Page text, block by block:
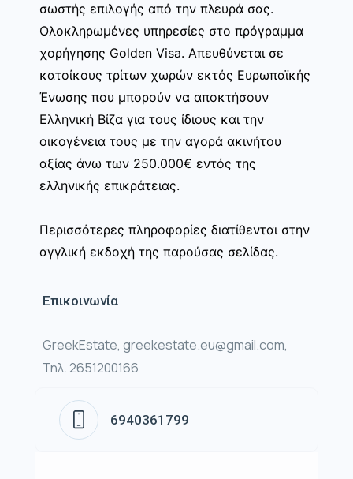
σωστής επιλογής από την πλευρά σας.
Ολοκληρωμένες υπηρεσίες στο πρόγραμμα
χορήγησης Golden Visa. Απευθύνεται σε
κατοίκους τρίτων χωρών εκτός Ευρωπαϊκής
Ένωσης που μπορούν να αποκτήσουν
Ελληνική Βίζα για τους ίδιους και την
οικογένεια τους με την αγορά ακινήτου
αξίας άνω των 250.000€ εντός της
ελληνικής επικράτειας.
Περισσότερες πληροφορίες διατίθενται στην
αγγλική εκδοχή της παρούσας σελίδας.
Επικοινωνία
GreekEstate, greekestate.eu@gmail.com,
Τηλ. 2651200166
6940361799